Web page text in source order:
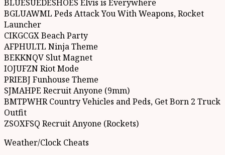
BLUESUEDESHOES Elvis is Everywhere
BGLUAWML Peds Attack You With Weapons, Rocket
Launcher
CIKGCGX Beach Party
AFPHULTL Ninja Theme
BEKKNQV Slut Magnet
IOJUFZN Riot Mode
PRIEBJ Funhouse Theme
SJMAHPE Recruit Anyone (9mm)
BMTPWHR Country Vehicles and Peds, Get Born 2 Truck
Outfit
ZSOXFSQ Recruit Anyone (Rockets)
Weather/Clock Cheats